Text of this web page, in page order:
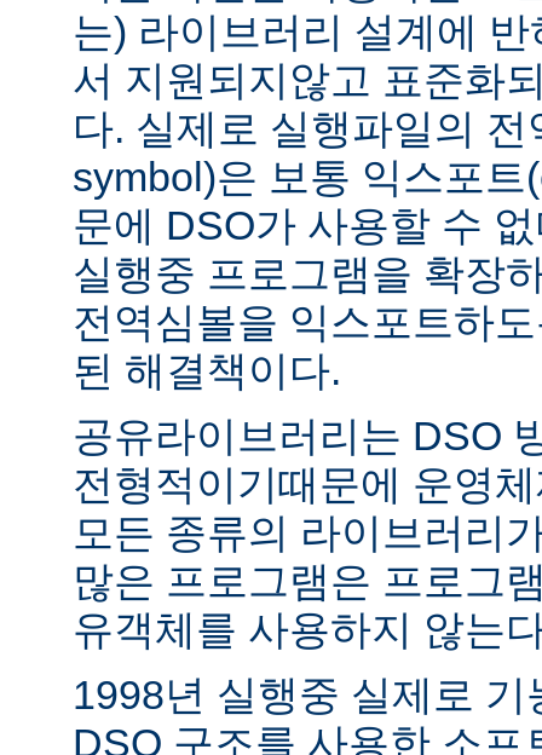
는) 라이브러리 설계에
서 지원되지않고 표준화
다. 실제로 실행파일의
symbol)은 보통 익스포
문에 DSO가 사용할 수
실행중 프로그램을 확장
전역심볼을 익스포트하
된 해결책이다.
공유라이브러리는 DSO
전형적이기때문에 운영
모든 종류의 라이브러리
많은 프로그램은 프로그
유객체를 사용하지 않는
1998년 실행중 실제로
DSO 구조를 사용한 소